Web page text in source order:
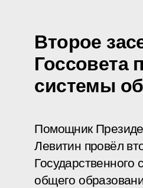
Второе
Госсовета
системы
Помощник
Левитин провёл
общего